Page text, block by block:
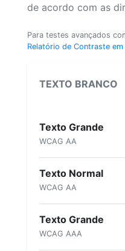
de acordo com as
Para testes avançados
Relatório de Contraste
TEXTO BRANCO
Texto Grande
WCAG AA
Texto Normal
WCAG AA
Texto Grande
WCAG AAA